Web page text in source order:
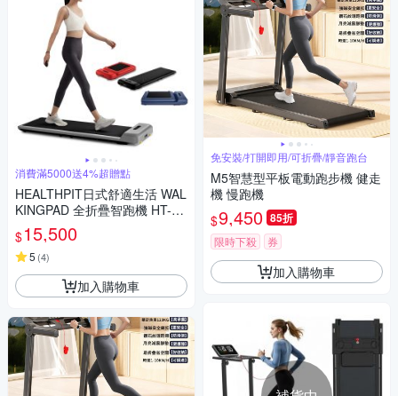
消費滿5000送4%超贈點
HEALTHPIT日式舒適生活 WAL
KINGPAD 全折疊智跑機 HT-23
5 (180度折疊/輕鬆收納)
$15,500
5 (4)
加入購物車
免安裝/打開即用/可折疊/靜音跑台
M5智慧型平板電動跑步機 健走
機 慢跑機
$9,450 85折
限時下殺 券
加入購物車